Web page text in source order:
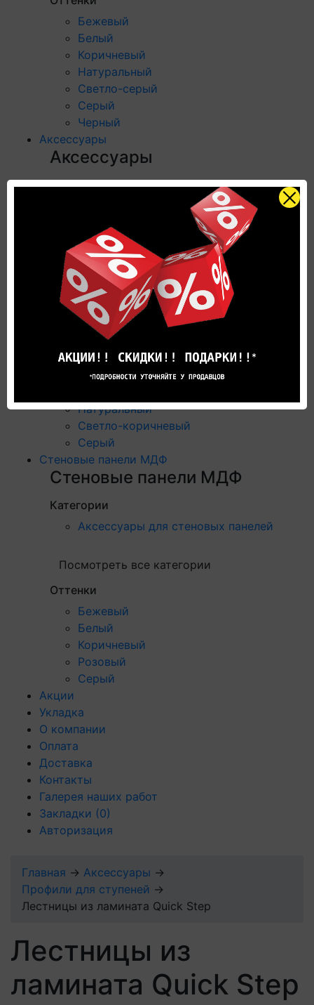
Бежевый
Белый
Коричневый
Натуральный
Светло-серый
Серый
Черный
Аксессуары
Аксессуары
Категории
Профили для ступеней
Подложка
Пороги
Аксессуары для напольных покрытий
Посмотреть все категории
Бежевый
Белый
Натуральный
Светло-коричневый
Серый
Стеновые панели МДФ
Стеновые панели МДФ
Категории
Аксессуары для стеновых панелей
Посмотреть все категории
Оттенки
Бежевый
Белый
Коричневый
Розовый
Серый
Акции
Укладка
О компании
Оплата
Доставка
Контакты
Галерея наших работ
Закладки (0)
Авторизация
Главная → Аксессуары →
Профили для ступеней →
Лестницы из ламината Quick Step
Лестницы из
ламината Quick Step